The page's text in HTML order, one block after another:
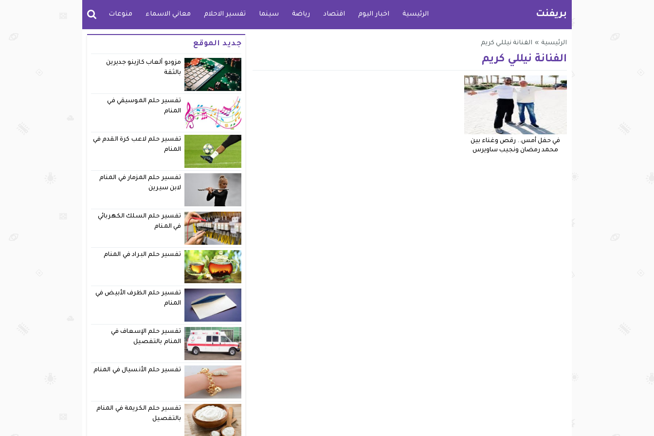
بريفنت الرئيسية اخبار اليوم اقتصاد رياضة سينما تفسير الاحلام معاني الاسماء منوعات
الرئيسية » الفنانة نيللي كريم
الفنانة نيللي كريم
في حفل أمس.. رقص وغناء بين
محمد رمضان ونجيب ساويرس
جديد الموقع
مزودو ألعاب كازينو جديرين
بالثقة
تفسير حلم الموسيقي في
المنام
تفسير حلم لاعب كرة القدم في
المنام
تفسير حلم المزمار في المنام
لابن سيرين
تفسير حلم السلك الكهربائي
في المنام
تفسير حلم البراد في المنام
تفسير حلم الظرف الأبيض في
المنام
تفسير حلم الإسعاف في
المنام بالتفصيل
تفسير حلم الأنسيال في المنام
تفسير حلم الكريمة في المنام
بالتفصيل